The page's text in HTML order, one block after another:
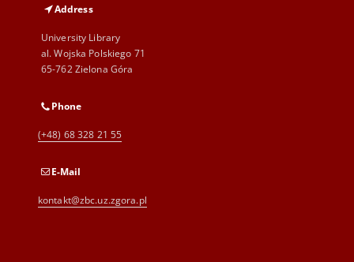
Address
University Library
al. Wojska Polskiego 71
65-762 Zielona Góra
Phone
(+48) 68 328 21 55
E-Mail
kontakt@zbc.uz.zgora.pl